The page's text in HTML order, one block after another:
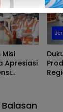
Apresiasi